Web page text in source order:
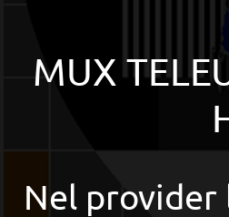
MUX
Nel provider